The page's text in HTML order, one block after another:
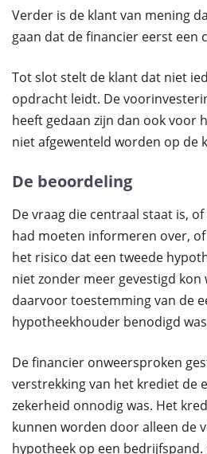
Verder is de klant van mening
gaan dat de financier eerst een
Tot slot stelt de klant dat niet
opdracht leidt. De
heeft gedaan zijn dan ook voor
niet afgewenteld worden op de
De beoordeling
De vraag die centraal staat is,
had moeten informeren over,
het risico dat een tweede
niet zonder meer gevestigd
daarvoor toestemming van de
hypotheekhouder benodigd
De financier onweersproken
verstrekking van het krediet de
zekerheid onnodig was. Het
kunnen worden door alleen de
hypotheek op een